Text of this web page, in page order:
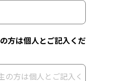
方は個人とご記入くだ